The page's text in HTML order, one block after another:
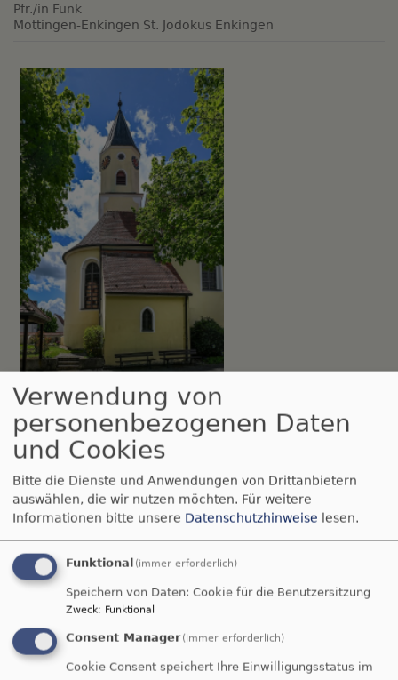
Pfr./in Funk
Möttingen-Enkingen St. Jodokus Enkingen
So, 16.8.
Gottesdienst, siehe Enkingen und Balgheim
Nördlingen-Grosselfingen Kirche Peter und Paul
Grosselfingen
So, 16.8.
Gottesdienst, siehe Enkingen und Balgheim
Verwendung von
personenbezogenen Daten
und Cookies
Bitte die Dienste und Anwendungen von Drittanbietern
auswählen, die wir nutzen möchten. Für weitere
Informationen bitte unsere Datenschutzhinweise lesen.
Funktional (immer erforderlich)
Speichern von Daten: Cookie für die Benutzersitzung
Zweck: Funktional
Consent Manager (immer erforderlich)
Cookie Consent speichert Ihre Einwilligungsstatus im